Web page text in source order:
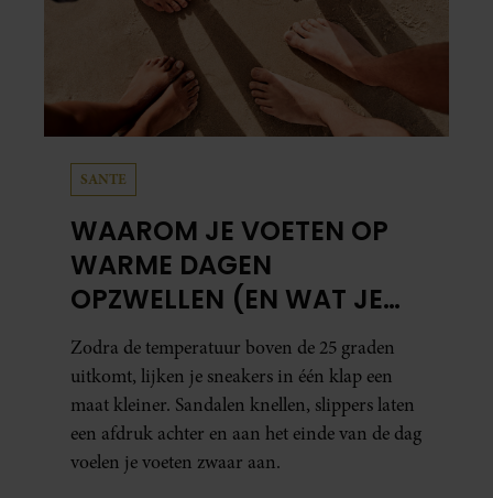
PARTY
JAÏR FERWERDA
OPENHARTIG OVER ZIJN
JEUGD: “MIJN ZUS IS MIJN